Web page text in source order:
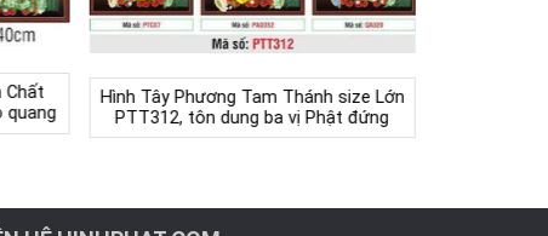
Chất
quang
Hình Tây Phương Tam Thánh size Lớn
PTT312, tôn dung ba vị Phật đứng